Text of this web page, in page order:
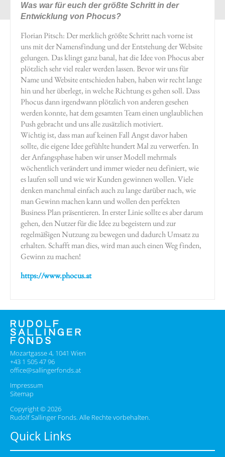
Was war für euch der größte Schritt in der
Entwicklung von Phocus?
Florian Pitsch: Der merklich größte Schritt nach vorne ist
uns mit der Namensfindung und der Entstehung der Website
gelungen. Das klingt ganz banal, hat die Idee von Phocus aber
plötzlich sehr viel realer werden lassen. Bevor wir uns für
Name und Website entschieden haben, haben wir recht lange
hin und her überlegt, in welche Richtung es gehen soll. Dass
Phocus dann irgendwann plötzlich von anderen gesehen
werden konnte, hat dem gesamten Team einen unglaublichen
Push gebracht und uns alle zusätzlich motiviert.
Wichtig ist, dass man auf keinen Fall Angst davor haben
sollte, die eigene Idee gefühlte hundert Mal zu verwerfen. In
der Anfangsphase haben wir unser Modell mehrmals
wöchentlich verändert und immer wieder neu definiert, wie
es laufen soll und wie wir Kunden gewinnen wollen. Viele
denken manchmal einfach auch zu lange darüber nach, wie
man Gewinn machen kann und wollen den perfekten
Business Plan präsentieren. In erster Linie sollte es aber darum
gehen, den Nutzer für die Idee zu begeistern und zur
regelmäßigen Nutzung zu bewegen und dadurch Umsatz zu
erhalten. Schafft man dies, wird man auch einen Weg finden,
Gewinn zu machen!
https://www.phocus.at
Mozartgasse 4, 1041 Wien
+43 1 505 47 96
office@sallingerfonds.at
Impressum
Sitemap
Copyright © 2026
Rudolf Sallinger Fonds. Alle Rechte vorbehalten.
Quick Links